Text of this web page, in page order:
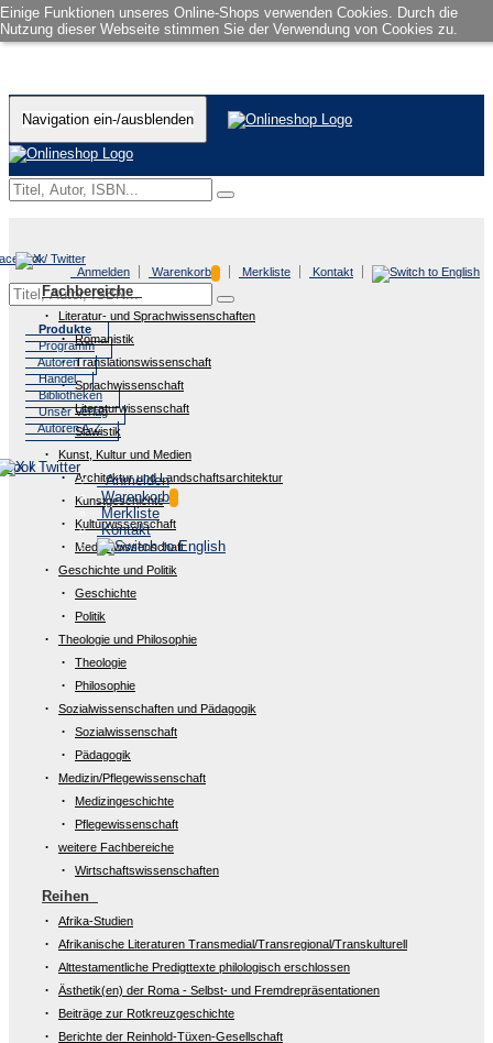
Einige Funktionen unseres Online-Shops verwenden Cookies. Durch die
Nutzung dieser Webseite stimmen Sie der Verwendung von Cookies zu.
Navigation ein-/ausblenden
Anmelden Warenkorb Merkliste Kontakt
Produkte
Programm
Autoren
Handel
Bibliotheken
Unser Verlag
Autoren A-Z
Anmelden
Warenkorb
Merkliste
Kontakt
Fachbereiche
Literatur- und Sprachwissenschaften
Romanistik
Translationswissenschaft
Sprachwissenschaft
Literaturwissenschaft
Slawistik
Kunst, Kultur und Medien
Architektur und Landschaftsarchitektur
Kunstgeschichte
Kulturwissenschaft
Medienwissenschaft
Geschichte und Politik
Geschichte
Politik
Theologie und Philosophie
Theologie
Philosophie
Sozialwissenschaften und Pädagogik
Sozialwissenschaft
Pädagogik
Medizin/Pflegewissenschaft
Medizingeschichte
Pflegewissenschaft
weitere Fachbereiche
Wirtschaftswissenschaften
Reihen
Afrika-Studien
Afrikanische Literaturen Transmedial/Transregional/Transkulturell
Alttestamentliche Predigttexte philologisch erschlossen
Ästhetik(en) der Roma - Selbst- und Fremdrepräsentationen
Beiträge zur Rotkreuzgeschichte
Berichte der Reinhold-Tüxen-Gesellschaft